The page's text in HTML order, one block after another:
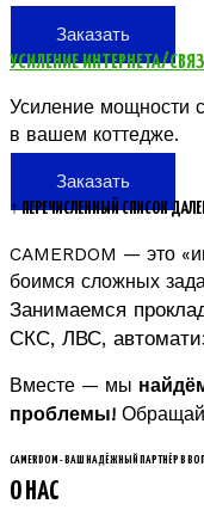
Заказать
УСИЛЕНИЕ ИНТЕРНЕТА/
Усиление мощности
в вашем коттедже.
Заказать
↑ ПЕРЕЧИСЛЕННЫЙ СПИСОК
CAMERDOM — это
боимся сложных
Занимаемся
СКС, ЛВС,
Вместе — мы
проблемы!
CAMERDOM - ВАШ НАДЁЖНЫЙ ПАРТНЁР В
О НАС